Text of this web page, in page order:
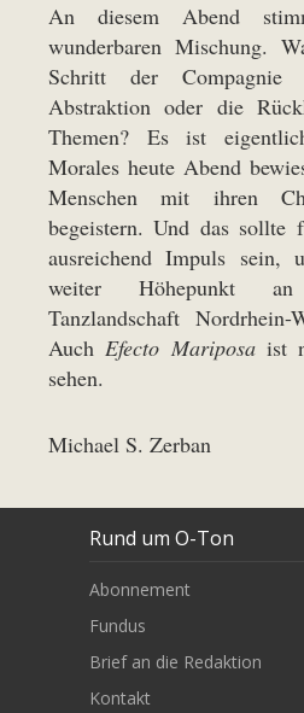
An diesem Abend
wunderbaren Mischung.
Schritt der
Abstraktion oder die
Themen? Es ist
Morales heute Abend
Menschen mit ihren
begeistern. Und das sollte
ausreichend Impuls
weiter Höhepunkt
Tanzlandschaft
AuchEfecto Mariposaist
sehen.
Michael S. Zerban
Rund um O-Ton
Abonnement
Fundus
Brief an die Redaktion
Kontakt